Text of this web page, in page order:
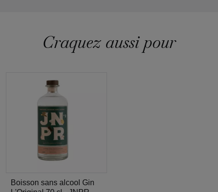
Craquez aussi pour
Boisson sans alcool Gin